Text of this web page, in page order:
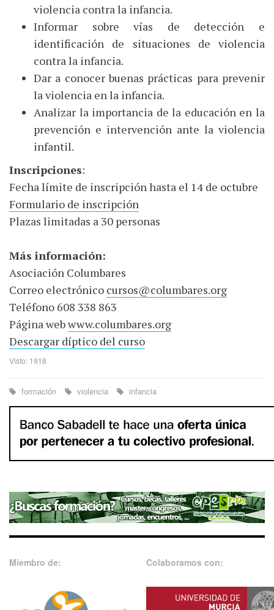
violencia contra la infancia.
Informar sobre vías de detección e
identificación de situaciones de violencia
contra la infancia.
Dar a conocer buenas prácticas para prevenir
la violencia en la infancia.
Analizar la importancia de la educación en la
prevención e intervención ante la violencia
infantil.
Inscripciones:
Fecha límite de inscripción hasta el 14 de octubre
Formulario de inscripción
Plazas limitadas a 30 personas
Más información:
Asociación Columbares
Correo electrónico cursos@columbares.org
Teléfono 608 338 863
Página webwww.columbares.org
Descargar díptico del curso
Visto: 1918
formación violencia infancia
Miembro de: Colaboramos con: